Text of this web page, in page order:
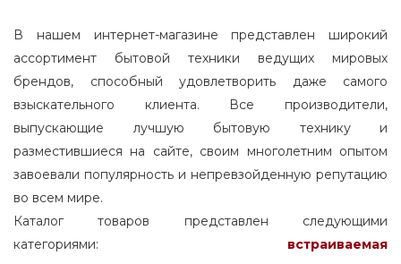
В нашем интернет-магазине представлен широкий
ассортимент бытовой техники ведущих мировых
брендов, способный удовлетворить даже самого
взыскательного клиента. Все производители,
выпускающие лучшую бытовую технику и
разместившиеся на сайте, своим многолетним опытом
завоевали популярность и непревзойденную репутацию
во всем мире.
Каталог товаров представлен следующими
категориями: встраиваемая